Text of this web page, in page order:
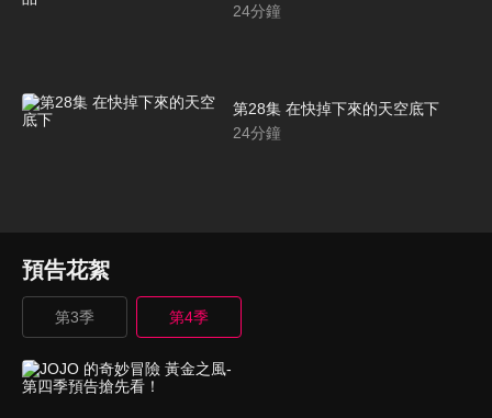
24分鐘
第28集 在快掉下來的天空底下
24分鐘
預告花絮
第3季 第4季